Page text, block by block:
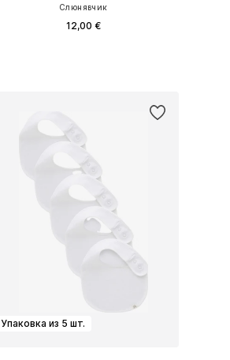
Слюнявчик
12,00 €
Упаковка из 5 шт.